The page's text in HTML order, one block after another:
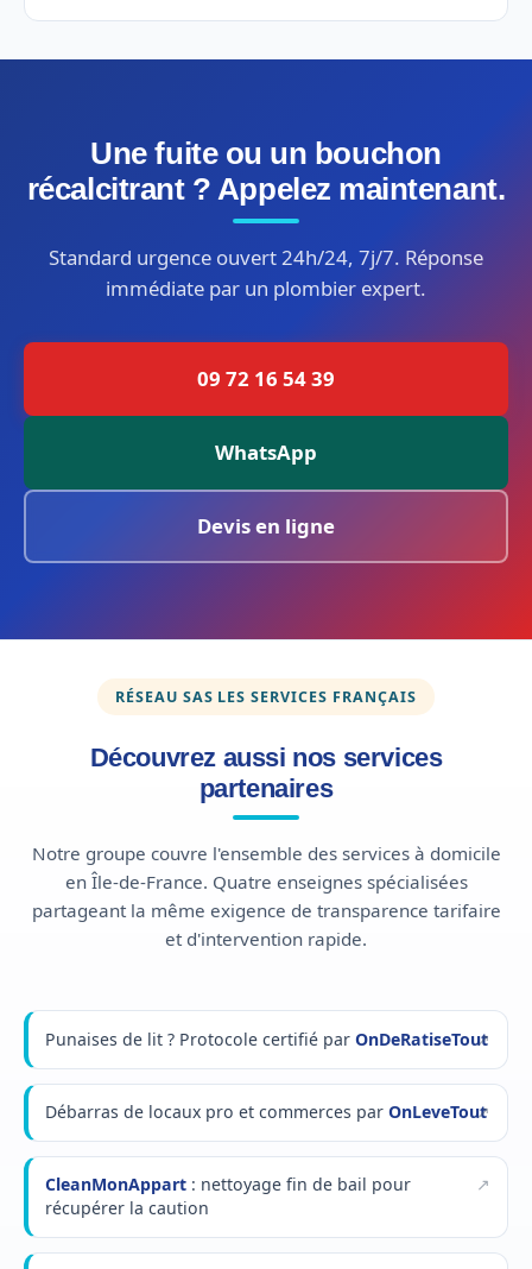
Une fuite ou un bouchon
récalcitrant ? Appelez maintenant.
Standard urgence ouvert 24h/24, 7j/7. Réponse
immédiate par un plombier expert.
09 72 16 54 39
WhatsApp
Devis en ligne
RÉSEAU SAS LES SERVICES FRANÇAIS
Découvrez aussi nos services
partenaires
Notre groupe couvre l'ensemble des services à domicile
en Île-de-France. Quatre enseignes spécialisées
partageant la même exigence de transparence tarifaire
et d'intervention rapide.
Punaises de lit ? Protocole certifié par OnDeRatiseTout
Débarras de locaux pro et commerces par OnLeveTout
CleanMonAppart: nettoyage fin de bail pour
récupérer la caution